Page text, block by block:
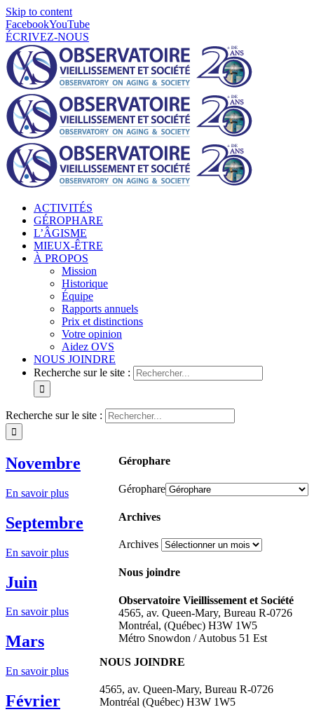
Skip to content
FacebookYouTube
ÉCRIVEZ-NOUS
ACTIVITÉS
GÉROPHARE
L’ÂGISME
MIEUX-ÊTRE
À PROPOS
Mission
Historique
Équipe
Rapports annuels
Prix et distinctions
Votre opinion
Aidez OVS
NOUS JOINDRE
Recherche sur le site :
Recherche sur le site :
Novembre
En savoir plus
Septembre
En savoir plus
Juin
En savoir plus
Mars
En savoir plus
Février
Gérophare
Gérophare
Archives
Archives
Nous joindre
Observatoire Vieillissement et Société
4565, av. Queen-Mary, Bureau R-0726
Montréal, (Québec) H3W 1W5
Métro Snowdon / Autobus 51 Est
NOUS JOINDRE
4565, av. Queen-Mary, Bureau R-0726
Montréal (Québec) H3W 1W5